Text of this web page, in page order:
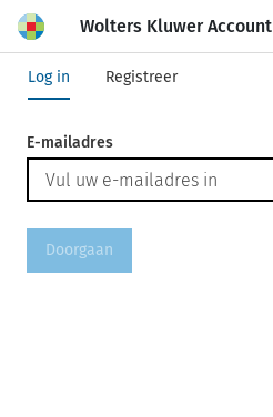
Wolters Kluwer Account
Log in Registreer
E-mailadres
Doorgaan